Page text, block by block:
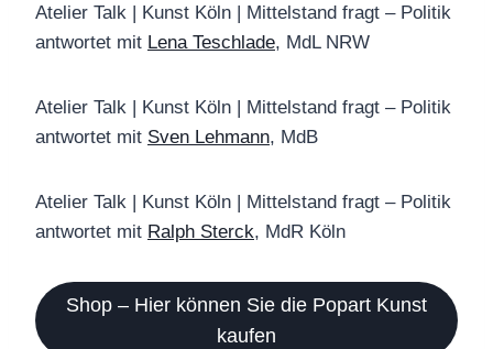
Atelier Talk | Kunst Köln | Mittelstand fragt – Politik
antwortet mit Lena Teschlade, MdL NRW
Atelier Talk | Kunst Köln | Mittelstand fragt – Politik
antwortet mit Sven Lehmann, MdB
Atelier Talk | Kunst Köln | Mittelstand fragt – Politik
antwortet mit Ralph Sterck, MdR Köln
Shop – Hier können Sie die Popart Kunst
kaufen